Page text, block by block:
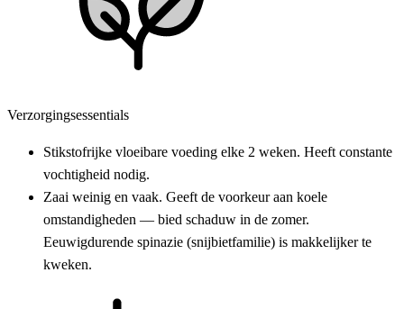
Verzorgingsessentials
Stikstofrijke vloeibare voeding elke 2 weken. Heeft constante
vochtigheid nodig.
Zaai weinig en vaak. Geeft de voorkeur aan koele
omstandigheden — bied schaduw in de zomer.
Eeuwigdurende spinazie (snijbietfamilie) is makkelijker te
kweken.